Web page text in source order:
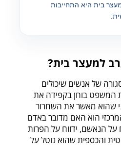
בית היא התחייבות
למעצר בית?
של אנשים שיכולים
המשפט בוחן בקפידה את
שהוא מאשר את השחרור
הוא האם מדובר באדם
על הנאשם, ידווח על הפרות
והכספית שהוא נוטל על